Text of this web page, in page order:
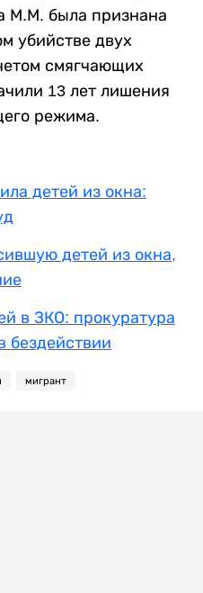
М.М. была признана
убийстве двух
смягчающих
13 лет лишения
режима.
детей из окна:
детей из окна,
в ЗКО: прокуратура
бездействии
мигрант